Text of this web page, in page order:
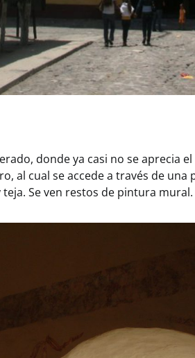
donde ya casi no se aprecia
al cual se accede a través de
Se ven restos de pintura mural.